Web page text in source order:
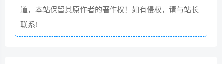
道，本站保留其原作者的著作权！如有侵权，请与站长
联系!